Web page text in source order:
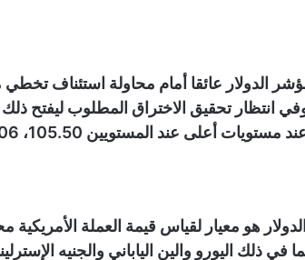
انتظار تحقيق الاختراق المطلوب ليفتح
أعلى عند المستويين 105.50، 106 نقطة على التوالي.
هو معيار لقياس قيمة العملة
في ذلك اليورو والين الياباني والجنيه